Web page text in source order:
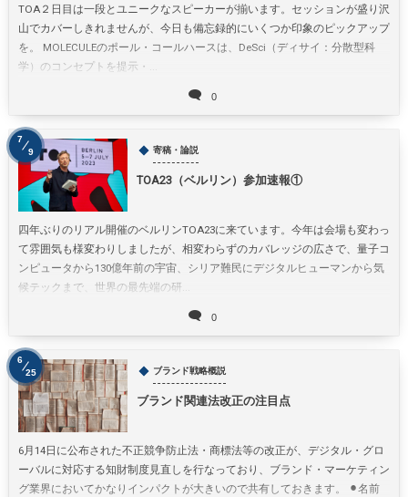
TOA２日目は一段とユニークなスピーカーが揃います。セッションが盛り沢
山でカバーしきれませんが、今日も備忘録的にいくつか印象のピックアップ
を。 MOLECULEのポール・コールハースは、DeSci（ディサイ：分散型科
学）のコンセプトを提示・...
0
寄稿・論説
TOA23（ベルリン）参加速報①
四年ぶりのリアル開催のベルリンTOA23に来ています。今年は会場も変わっ
て雰囲気も様変わりしましたが、相変わらずのカバレッジの広さで、量子コ
ンピュータから130億年前の宇宙、シリア難民にデジタルヒューマンから気
候テックまで、世界の最先端の研...
0
7
9
ブランド戦略概説
ブランド関連法改正の注目点
6月14日に公布された不正競争防止法・商標法等の改正が、デジタル・グロ
ーバルに対応する知財制度見直しを行なっており、ブランド・マーケティン
グ業界においてかなりインパクトが大きいので共有しておきます。 ⚫︎名前
6
25